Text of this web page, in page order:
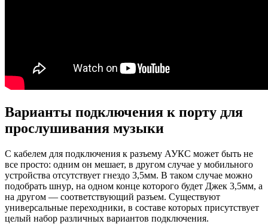
Варианты подключения к порту для
прослушивания музыки
С кабелем для подключения к разъему АУКС может быть не
все просто: одним он мешает, в другом случае у мобильного
устройства отсутствует гнездо 3,5мм. В таком случае можно
подобрать шнур, на одном конце которого будет Джек 3,5мм, а
на другом — соответствующий разъем. Существуют
универсальные переходники, в составе которых присутствует
целый набор различных вариантов подключения.